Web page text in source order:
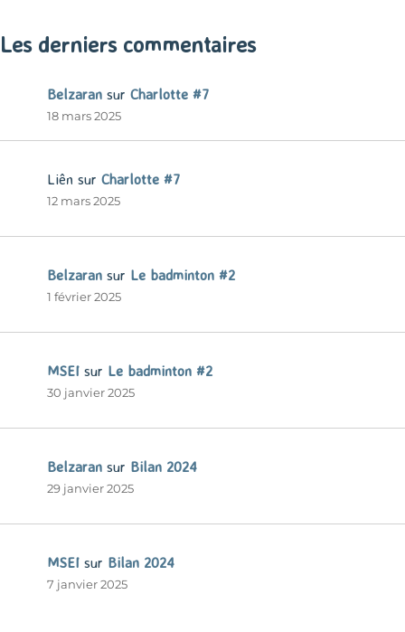
Les derniers commentaires
Belzaran sur Charlotte #7
18 mars 2025
Liên sur Charlotte #7
12 mars 2025
Belzaran sur Le badminton #2
1 février 2025
MSEI sur Le badminton #2
30 janvier 2025
Belzaran sur Bilan 2024
29 janvier 2025
MSEI sur Bilan 2024
7 janvier 2025